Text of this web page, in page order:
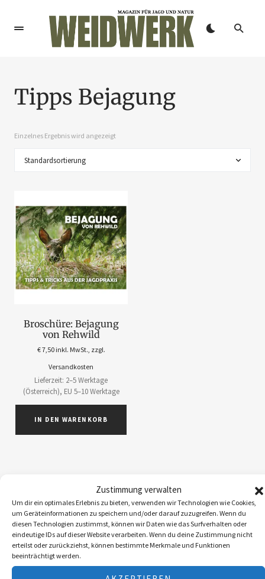
Zustimmung verwalten
Um dir ein optimales Erlebnis zu bieten, verwenden wir Technologien wie Cookies,
um Geräteinformationen zu speichern und/oder darauf zuzugreifen. Wenn du
diesen Technologien zustimmst, können wir Daten wie das Surfverhalten oder
eindeutige IDs auf dieser Website verarbeiten. Wenn du deine Zustimmung nicht
erteilst oder zurückziehst, können bestimmte Merkmale und Funktionen
beeinträchtigt werden.
Tipps Bejagung
Einzelnes Ergebnis wird angezeigt
Broschüre: Bejagung
von Rehwild
€7,50 inkl. MwSt., zzgl.
Versandkosten
Lieferzeit: 2–5 Werktage
(Österreich), EU 5–10 Werktage
IN DEN WARENKORB
ABOS
1
ACCESSOIRES
5
BEKLEIDUNG
10
BROSCHÜREN